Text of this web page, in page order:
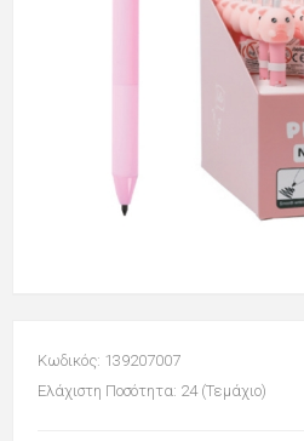
Κωδικός: 139207007
Ελάχιστη Ποσότητα: 24 (Τεμάχιο)